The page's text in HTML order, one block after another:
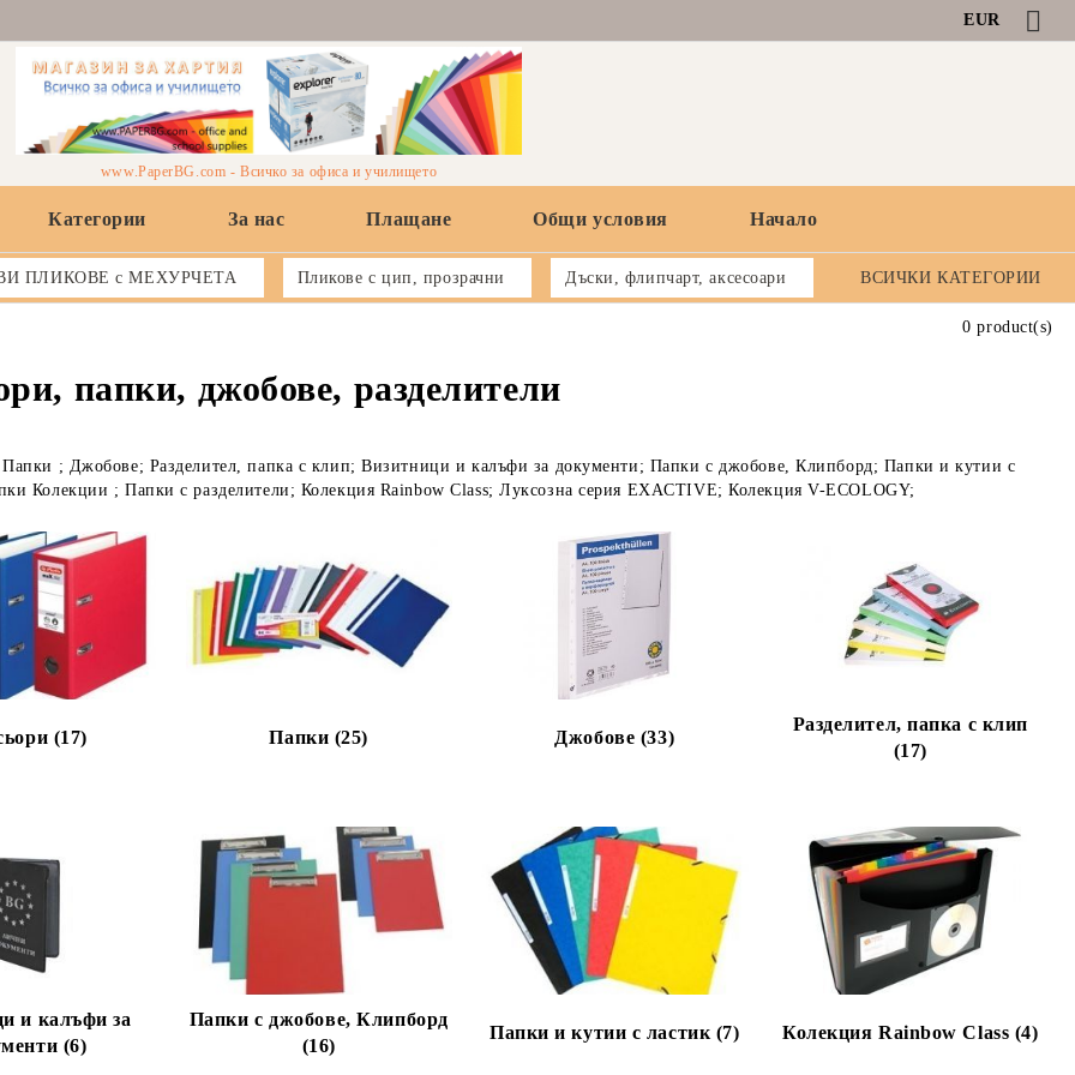
EUR
www.PaperBG.com - Всичко за офиса и училището
Категории За нас Плащане Общи условия Начало
ПЛИКОВЕ с МЕХУРЧЕТА Пликове с цип, прозрачни Дъски, флипчарт, аксесоари ВСИЧКИ КАТЕГОРИИ
папки, джобове, разделители
Папки ; Джобове; Разделител, папка с клип; Визитници и калъфи за документи; Папки с джобове, Клипборд; Папки и кутии с
Колекции ; Папки с разделители; Колекция Rainbow Class; Луксозна серия EXACTIVE; Колекция V-ECOLOGY;
(17) Папки (25) Джобове (33)
Разделител, папка с клип
(17)
и калъфи за
(6)
Папки с джобове, Клипборд
(16)
Папки и кутии с ластик (7) Колекция Rainbow Class (4)
0 product(s)